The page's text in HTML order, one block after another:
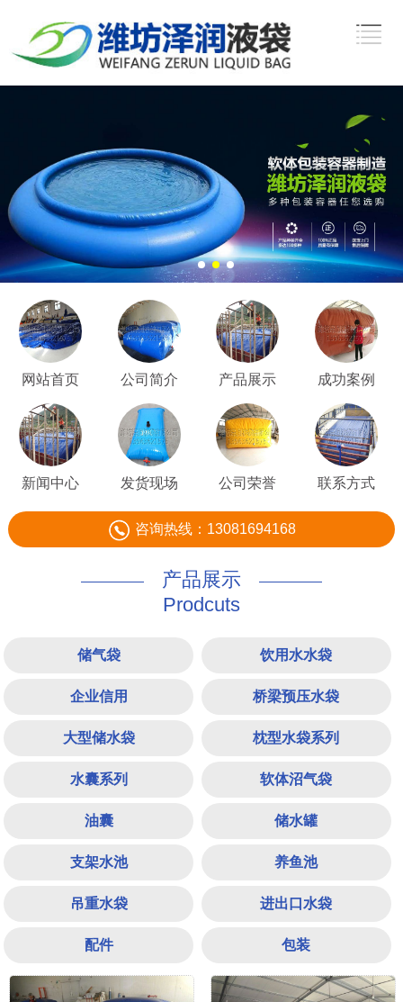
2 3
网站首页 公司简介 产品展示 成功案例
新闻中心 发货现场 公司荣誉 联系方式
咨询热线：13081694168
产品展示
Prodcuts
储气袋 饮用水水袋
企业信用 桥梁预压水袋
大型储水袋 枕型水袋系列
水囊系列 软体沼气袋
油囊 储水罐
支架水池 养鱼池
吊重水袋 进出口水袋
配件 包装